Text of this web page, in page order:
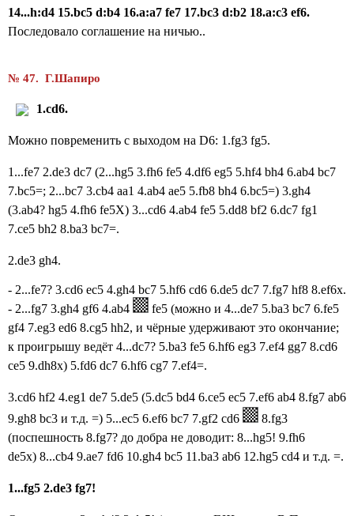
14...h:d4 15.bc5 d:b4 16.a:a7 fe7 17.bc3 d:b2 18.a:c3 ef6.
Последовало соглашение на ничью..
№ 47. Г.Шапиро
1.cd6.
Можно повременить с выходом на D6: 1.fg3 fg5.
1...fe7 2.de3 dc7 (2...hg5 3.fh6 fe5 4.df6 eg5 5.hf4 bh4 6.ab4 bc7
7.bc5=; 2...bc7 3.cb4 aa1 4.ab4 ae5 5.fb8 bh4 6.bc5=) 3.gh4
(3.ab4? hg5 4.fh6 fe5X) 3...cd6 4.ab4 fe5 5.dd8 bf2 6.dc7 fg1
7.ce5 bh2 8.ba3 bc7=.
2.de3 gh4.
- 2...fe7? 3.cd6 ec5 4.gh4 bc7 5.hf6 cd6 6.de5 dc7 7.fg7 hf8 8.ef6x.
- 2...fg7 3.gh4 gf6 4.ab4
fe5 (можно и 4...de7 5.ba3 bc7 6.fe5
gf4 7.eg3 ed6 8.cg5 hh2, и чёрные удерживают это окончание;
к проигрышу ведёт 4...dc7? 5.ba3 fe5 6.hf6 eg3 7.ef4 gg7 8.cd6
ce5 9.dh8x) 5.fd6 dc7 6.hf6 cg7 7.ef4=.
3.cd6 hf2 4.eg1 de7 5.de5 (5.dc5 bd4 6.ce5 ec5 7.ef6 ab4 8.fg7 ab6
9.gh8 bc3 и т.д. =) 5...ec5 6.ef6 bc7 7.gf2 cd6
8.fg3
(поспешность 8.fg7? до добра не доводит: 8...hg5! 9.fh6
de5x) 8...cb4 9.ae7 fd6 10.gh4 bc5 11.ba3 ab6 12.hg5 cd4 и т.д. =.
1...fg5 2.de3 fg7!